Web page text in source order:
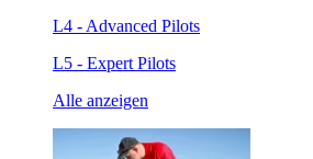
L4 - Advanced Pilots
L5 - Expert Pilots
Alle anzeigen